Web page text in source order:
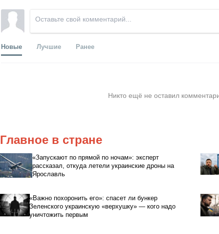
Новые Лучшие Ранее
Никто ещё не оставил
Главное в стране
«Запускают по прямой по ночам»: эксперт
рассказал, откуда летели украинские дроны на
Ярославль
«Важно похоронить его»: спасет ли бункер
Зеленского украинскую «верхушку» — кого надо
уничтожить первым